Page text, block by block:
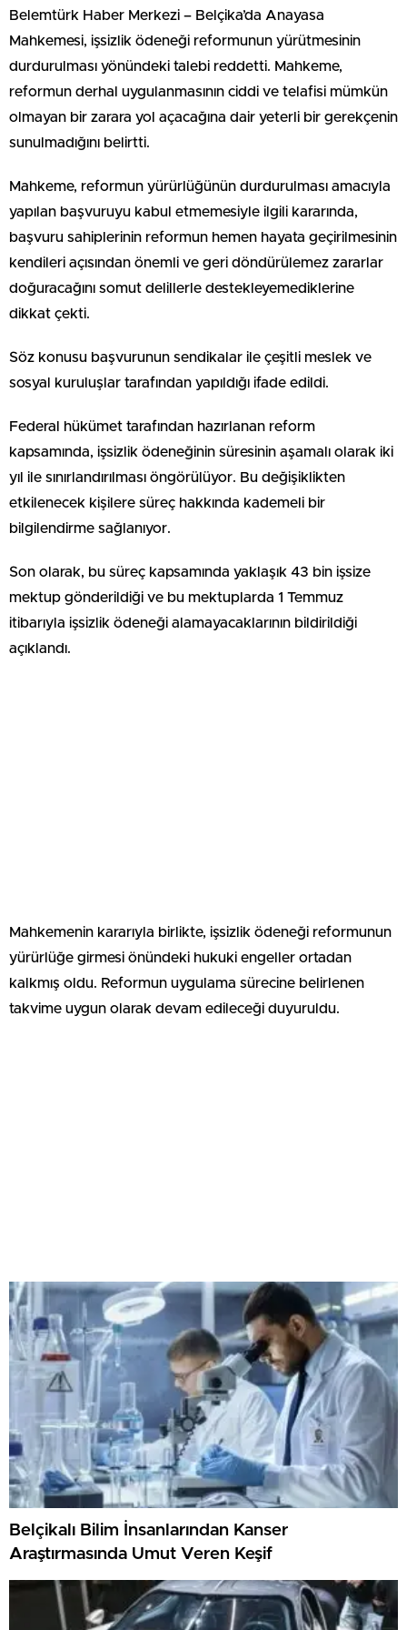
Belemtürk Haber Merkezi – Belçika’da Anayasa
Mahkemesi, işsizlik ödeneği reformunun yürütmesinin
durdurulması yönündeki talebi reddetti. Mahkeme,
reformun derhal uygulanmasının ciddi ve telafisi mümkün
olmayan bir zarara yol açacağına dair yeterli bir gerekçenin
sunulmadığını belirtti.
Mahkeme, reformun yürürlüğünün durdurulması amacıyla
yapılan başvuruyu kabul etmemesiyle ilgili kararında,
başvuru sahiplerinin reformun hemen hayata geçirilmesinin
kendileri açısından önemli ve geri döndürülemez zararlar
doğuracağını somut delillerle destekleyemediklerine
dikkat çekti.
Söz konusu başvurunun sendikalar ile çeşitli meslek ve
sosyal kuruluşlar tarafından yapıldığı ifade edildi.
Federal hükümet tarafından hazırlanan reform
kapsamında, işsizlik ödeneğinin süresinin aşamalı olarak iki
yıl ile sınırlandırılması öngörülüyor. Bu değişiklikten
etkilenecek kişilere süreç hakkında kademeli bir
bilgilendirme sağlanıyor.
Son olarak, bu süreç kapsamında yaklaşık 43 bin işsize
mektup gönderildiği ve bu mektuplarda 1 Temmuz
itibarıyla işsizlik ödeneği alamayacaklarının bildirildiği
açıklandı.
Mahkemenin kararıyla birlikte, işsizlik ödeneği reformunun
yürürlüğe girmesi önündeki hukuki engeller ortadan
kalkmış oldu. Reformun uygulama sürecine belirlenen
takvime uygun olarak devam edileceği duyuruldu.
Belçikalı Bilim İnsanlarından Kanser
Araştırmasında Umut Veren Keşif